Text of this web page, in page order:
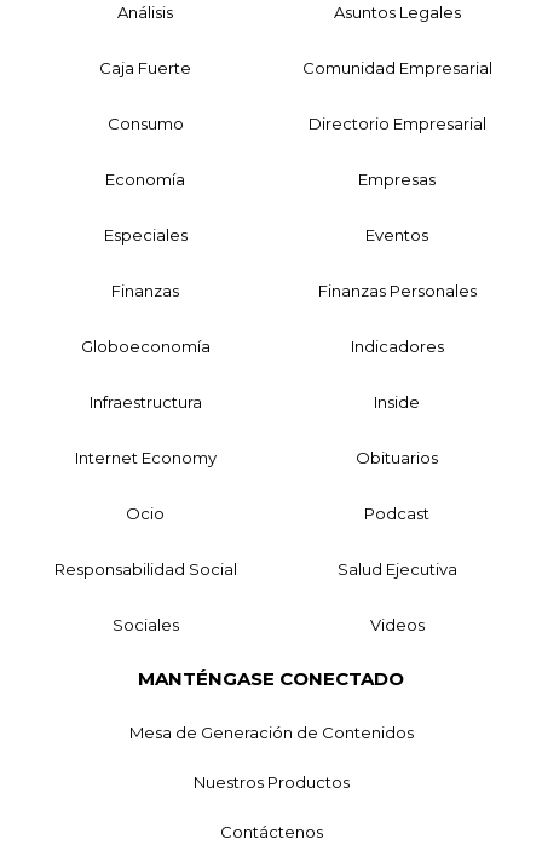
Análisis Asuntos Legales
Caja Fuerte Comunidad Empresarial
Consumo Directorio Empresarial
Economía Empresas
Especiales Eventos
Finanzas Finanzas Personales
Globoeconomía Indicadores
Infraestructura Inside
Internet Economy Obituarios
Ocio Podcast
Responsabilidad Social Salud Ejecutiva
Sociales Videos
MANTÉNGASE CONECTADO
Mesa de Generación de Contenidos
Nuestros Productos
Contáctenos